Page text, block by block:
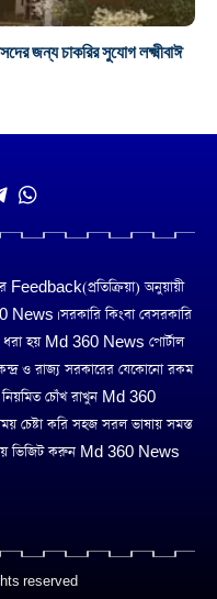
জন্য চাকরির সুযোগ লক্ষ্মীবাঈ
Feedback(প্রতিক্রিয়া) অনুয়ায়ী
News। সরকারি কিংবা বেসরকারি
হয় Md 360 News পোর্টাল
ও রাজ্য সরকারের যেকোনো রকম
নিয়মিত চোঁখ রাখুন Md 360
চেষ্টা করি সহজ সরল ভাষায় সমস্ত
ভিজিট করুন Md 360 News
reserved